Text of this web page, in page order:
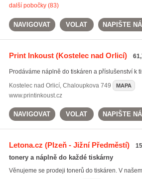
další pobočky (83)
NAVIGOVAT VOLAT NAPIŠTE
Print Inkoust(Kostelec nad Orlicí)
Prodáváme náplně do tiskáren a příslušenství k
Kostelec nad Orlicí, Chaloupkova 749 MAPA
www.printinkoust.cz
NAVIGOVAT VOLAT NAPIŠTE
Letona.cz (Plzeň - Jižní Předměstí)
tonery a náplně do každé tiskárny
Věnujeme se prodeji tonerů do tiskáren. V